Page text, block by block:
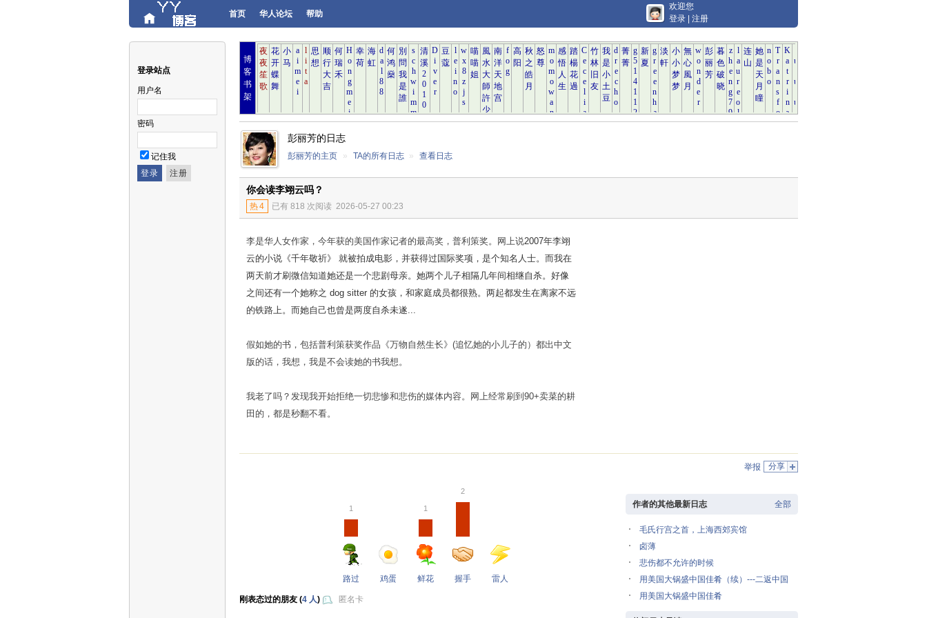
首页 华人论坛 帮助
欢迎您
登录
注册
登录站点
用户名
密码
记住我
博
客
书
架
彭丽芳的日志
彭丽芳的主页 » TA的所有日志 » 查看日志
你会读李翊云吗？
热4 已有 818 次阅读 2026-05-27 00:23
李是华人女作家，今年获的美国作家记者的最高奖，普利策奖。网上说2007年李翊
云的小说《千年敬祈》 就被拍成电影，并获得过国际奖项，是个知名人士。而我在
两天前才刷微信知道她还是一个悲剧母亲。她两个儿子相隔几年间相继自杀。 好像
之间还有一个她称之 dog sitter 的女孩，和家庭成员都很熟。两起都发生在离家不远
的铁路上。而她自己也曾是两度自杀未遂...
假如她的书，包括普利策获奖作品《万物自然生长》(追忆她的小儿子的）都出中文
版的话，我想，我是不会读她的书我想。
我老了吗？发现我开始拒绝一切悲惨和悲伤的媒体内容。网上经常刷到90+卖菜的耕
田的，都是秒翻不看。
分享
举报
1
路过 鸡蛋
1
鲜花
2
握手 雷人
刚表态过的朋友 (4 人) 匿名卡
全部
作者的其他最新日志
毛氏行宫之首，上海西郊宾馆
卤薄
悲伤都不允许的时候
用美国大锅盛中国佳肴（续）---二返中国
用美国大锅盛中国佳肴